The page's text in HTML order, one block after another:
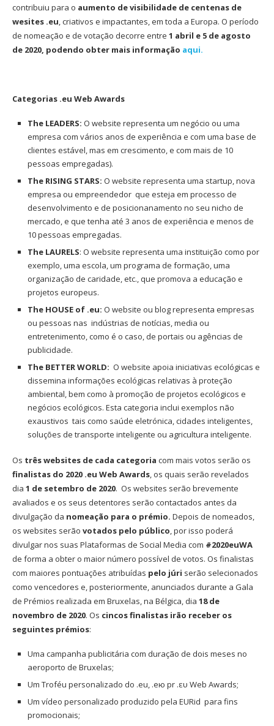
contribuiu para o aumento de visibilidade de centenas de
wesites .eu, criativos e impactantes, em toda a Europa. O período
de nomeação e de votação decorre entre 1 abril e 5 de agosto
de 2020, podendo obter mais informação aqui.
Categorias .eu Web Awards
The LEADERS: O website representa um negócio ou uma
empresa com vários anos de experiência e com uma base de
clientes estável, mas em crescimento, e com mais de 10
pessoas empregadas).
The RISING STARS: O website representa uma startup, nova
empresa ou empreendedor que esteja em processo de
desenvolvimento e de posicionanamento no seu nicho de
mercado, e que tenha até 3 anos de experiência e menos de
10 pessoas empregadas.
The LAURELS: O website representa uma instituição como por
exemplo, uma escola, um programa de formação, uma
organização de caridade, etc., que promova a educação e
projetos europeus.
The HOUSE of .eu: O website ou blog representa empresas
ou pessoas nas indústrias de notícias, media ou
entretenimento, como é o caso, de portais ou agências de
publicidade.
The BETTER WORLD: O website apoia iniciativas ecológicas e
dissemina informações ecológicas relativas à proteção
ambiental, bem como à promoção de projetos ecológicos e
negócios ecológicos. Esta categoria inclui exemplos não
exaustivos tais como saúde eletrónica, cidades inteligentes,
soluções de transporte inteligente ou agricultura inteligente.
Os três websites de cada categoria com mais votos serão os
finalistas do 2020 .eu Web Awards, os quais serão revelados
dia 1 de setembro de 2020. Os websites serão brevemente
avaliados e os seus detentores serão contactados antes da
divulgação da nomeação para o prémio. Depois de nomeados,
os websites serão votados pelo público, por isso poderá
divulgar nos suas Plataformas de Social Media com #2020euWA
de forma a obter o maior número possível de votos. Os finalistas
com maiores pontuações atribuídas pelo júri serão selecionados
como vencedores e, posteriormente, anunciados durante a Gala
de Prémios realizada em Bruxelas, na Bélgica, dia 18 de
novembro de 2020. Os cincos finalistas irão receber os
seguintes prémios:
Uma campanha publicitária com duração de dois meses no
aeroporto de Bruxelas;
Um Troféu personalizado do .eu, .ею pr .ευ Web Awards;
Um vídeo personalizado produzido pela EURid para fins
promocionais;